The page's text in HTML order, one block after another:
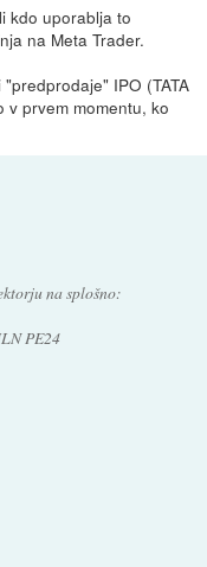
kdo uporablja to
na Meta Trader.
IPO (TATA
prvem momentu, ko
na splošno:
PE24